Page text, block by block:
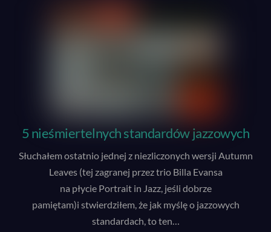
5 nieśmiertelnych standardów jazzowych
Słuchałem ostatnio jednej z niezliczonych wersji Autumn
Leaves (tej zagranej przez trio Billa Evansa
na płycie Portrait in Jazz, jeśli dobrze
pamiętam)i stwierdziłem, że jak myślę o jazzowych
standardach, to ten…